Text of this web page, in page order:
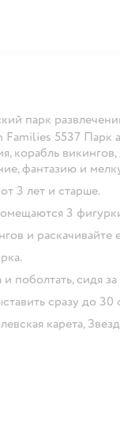
парк
Families 5537
корабль
фантазию и
3 лет и старше.
3
и раскачивайте
поболтать, сидя
сразу до
карета,